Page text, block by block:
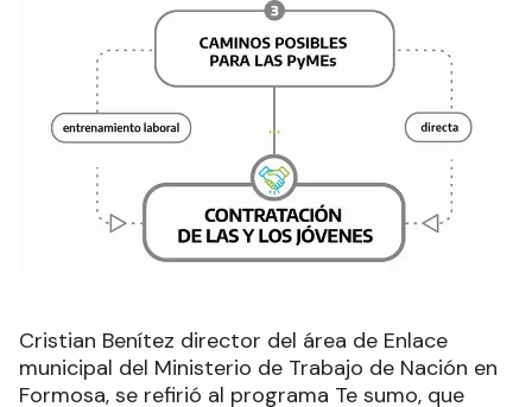
Cristian Benítez director del área de Enlace
municipal del Ministerio de Trabajo de Nación en
Formosa, se refirió al programa Te sumo, que